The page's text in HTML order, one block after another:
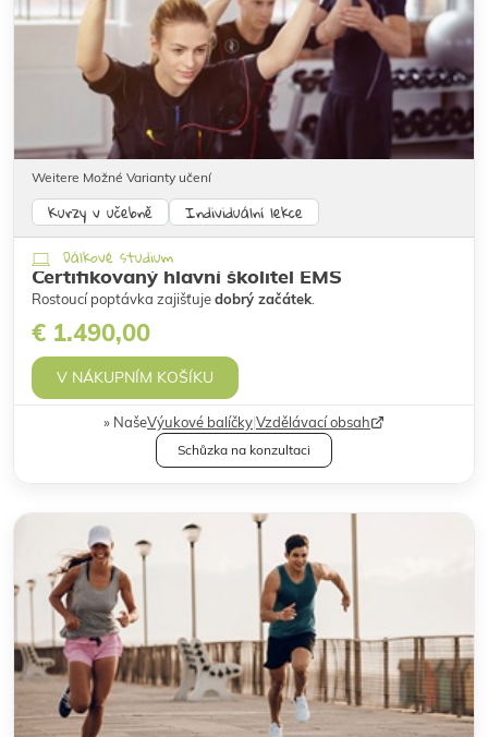
Weitere Možné Varianty učení
Dálkové studium
Kurzy v učebně Individuální lekce
Certifikovaný hlavní školitel EMS
Rostoucí poptávka zajišťujedobrý začátek
€ 1.490,00
V NÁKUPNÍM KOŠÍKU
NašeVýukové balíčky|Vzdělávací obsah
Schůzka na konzultaci